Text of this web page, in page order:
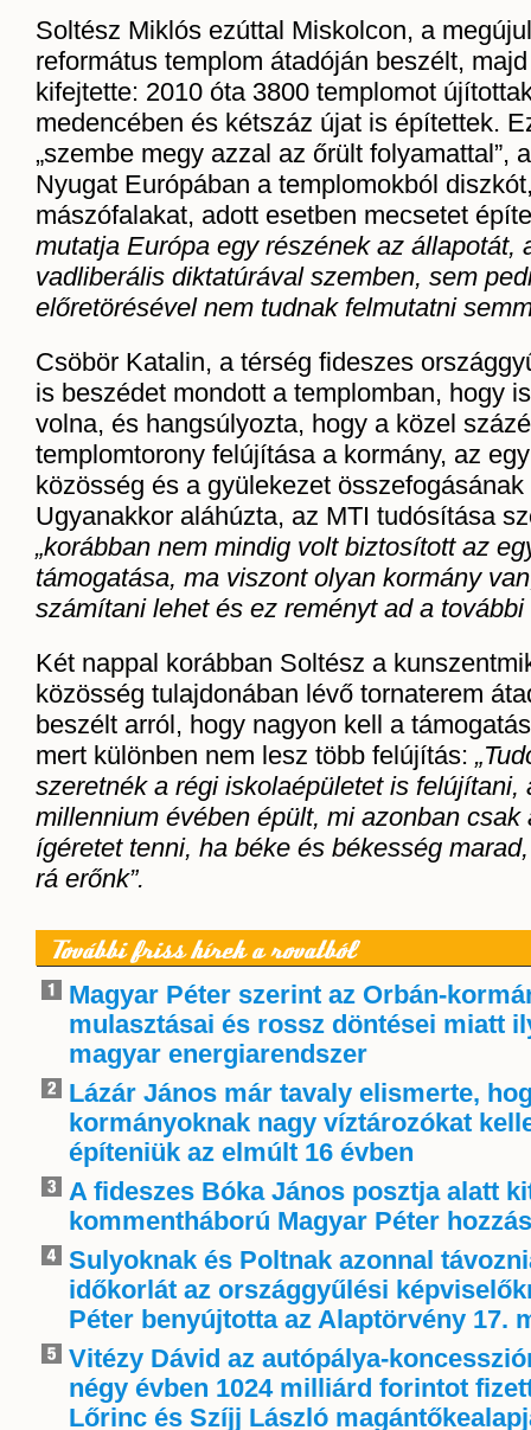
Soltész Miklós ezúttal Miskolcon, a
református templom átadóján beszélt,
kifejtette: 2010 óta 3800 templomot
medencében és kétszáz újat is építettek.
„szembe megy azzal az őrült folyamattal”,
Nyugat Európában a templomokból
mászófalakat, adott esetben mecsetet
mutatja Európa egy részének az állapotát,
vadliberális diktatúrával szemben, sem
előretörésével nem tudnak felmutatni
Csöbör Katalin, a térség fideszes
is beszédet mondott a templomban, hogy
volna, és hangsúlyozta, hogy a közel
templomtorony felújítása a kormány, az
közösség és a gyülekezet
Ugyanakkor aláhúzta, az MTI tudósítása
„korábban nem mindig volt biztosított az
támogatása, ma viszont olyan kormány
számítani lehet és ez reményt ad a további
Két nappal korábban Soltész a
közösség tulajdonában lévő tornaterem
beszélt arról, hogy nagyon kell a
mert különben nem lesz több felújítás:
szeretnék a régi iskolaépületet is felújítani,
millennium évében épült, mi azonban csak
ígéretet tenni, ha béke és békesség
rá erőnk”.
További friss hírek a rovatból
Magyar Péter szerint az Orbán-
mulasztásai és rossz döntései miatt
magyar energiarendszer
Lázár János már tavaly elismerte,
kormányoknak nagy víztározókat
építeniük az elmúlt 16 évben
A fideszes Bóka János posztja alatt
kommentháború Magyar Péter
Sulyoknak és Poltnak azonnal
időkorlát az országgyűlési
Péter benyújtotta az Alaptörvény 17.
Vitézy Dávid az autópálya-
négy évben 1024 milliárd forintot
Lőrinc és Szíjj László